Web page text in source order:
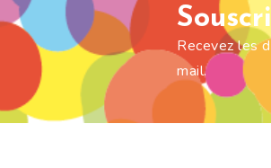
Recevez les
mail.